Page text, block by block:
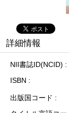
詳細情報
NII書誌ID(NCID)
ISBN
出版国コード